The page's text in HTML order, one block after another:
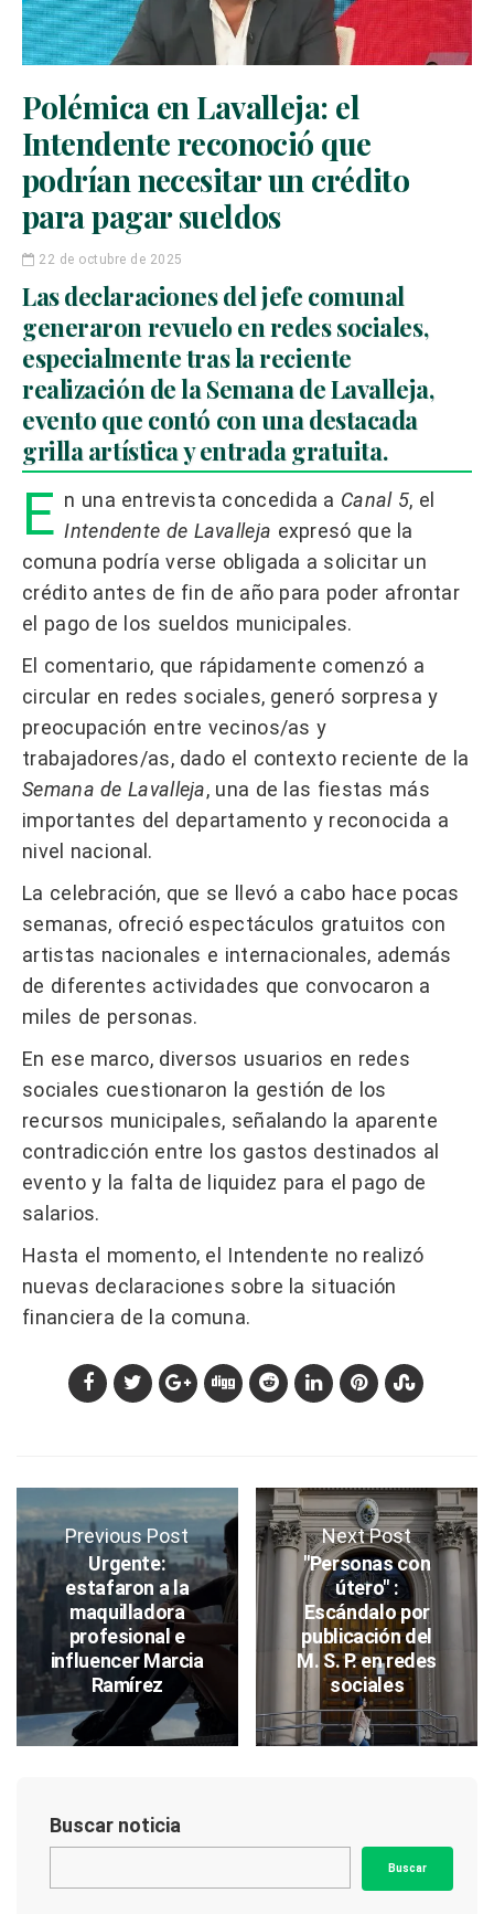
Polémica en Lavalleja: el
Intendente reconoció que
podrían necesitar un crédito
para pagar sueldos
22 de octubre de 2025
Las declaraciones del jefe comunal
generaron revuelo en redes sociales,
especialmente tras la reciente
realización de la Semana de Lavalleja,
evento que contó con una destacada
grilla artística y entrada gratuita.
E n una entrevista concedida a Canal 5, el
Intendente de Lavalleja expresó que la
comuna podría verse obligada a solicitar un
crédito antes de fin de año para poder afrontar
el pago de los sueldos municipales.
El comentario, que rápidamente comenzó a
circular en redes sociales, generó sorpresa y
preocupación entre vecinos/as y
trabajadores/as, dado el contexto reciente de la
Semana de Lavalleja, una de las fiestas más
importantes del departamento y reconocida a
nivel nacional.
La celebración, que se llevó a cabo hace pocas
semanas, ofreció espectáculos gratuitos con
artistas nacionales e internacionales, además
de diferentes actividades que convocaron a
miles de personas.
En ese marco, diversos usuarios en redes
sociales cuestionaron la gestión de los
recursos municipales, señalando la aparente
contradicción entre los gastos destinados al
evento y la falta de liquidez para el pago de
salarios.
Hasta el momento, el Intendente no realizó
nuevas declaraciones sobre la situación
financiera de la comuna.
Previous Post
Urgente:
estafaron a la
maquilladora
profesional e
influencer Marcia
Ramírez
Next Post
"Personas con
útero" :
Escándalo por
publicación del
M. S. P. en redes
sociales
Buscar noticia
Buscar